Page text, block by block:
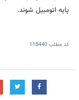
پایه اتومبیل شوند.
کد مطلب118440